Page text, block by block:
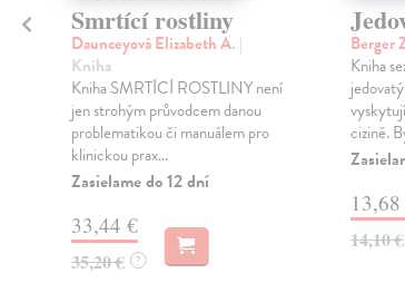
Smrtící rostliny
Daunceyová Elizabeth A. |
Kniha
Kniha SMRTÍCÍ ROSTLINY není
jen strohým průvodcem danou
problematikou či manuálem pro
klinickou prax...
Zasielame do 12 dní
33,44 €
35,20 € ?
Berger
Kniha
cizině.
14,10 €